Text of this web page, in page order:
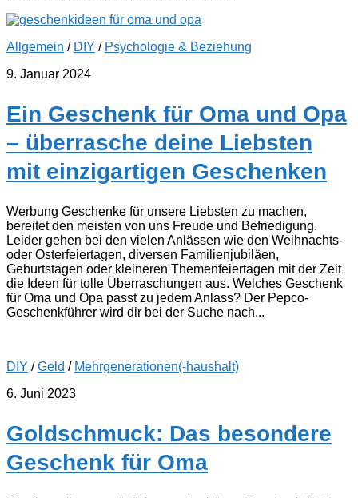
Allgemein / DIY / Psychologie & Beziehung
9. Januar 2024
Ein Geschenk für Oma und Opa
– überrasche deine Liebsten
mit einzigartigen Geschenken
Werbung Geschenke für unsere Liebsten zu machen,
bereitet den meisten von uns Freude und Befriedigung.
Leider gehen bei den vielen Anlässen wie den Weihnachts-
oder Osterfeiertagen, diversen Familienjubiläen,
Geburtstagen oder kleineren Themenfeiertagen mit der Zeit
die Ideen für tolle Überraschungen aus. Welches Geschenk
für Oma und Opa passt zu jedem Anlass? Der Pepco-
Geschenkführer wird dir bei der Suche nach...
DIY /Geld / Mehrgenerationen(-haushalt)
6. Juni 2023
Goldschmuck: Das besondere
Geschenk für Oma